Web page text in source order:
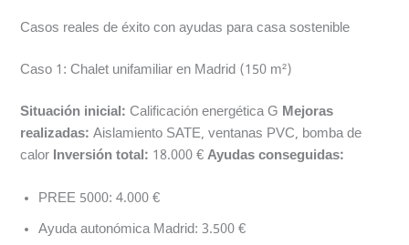
Casos reales de éxito con ayudas para casa sostenible
Caso 1: Chalet unifamiliar en Madrid (150 m²)
Situación inicial: Calificación energética G Mejoras
realizadas: Aislamiento SATE, ventanas PVC, bomba de
calor Inversión total: 18.000 €Ayudas conseguidas:
PREE 5000: 4.000 €
Ayuda autonómica Madrid: 3.500 €